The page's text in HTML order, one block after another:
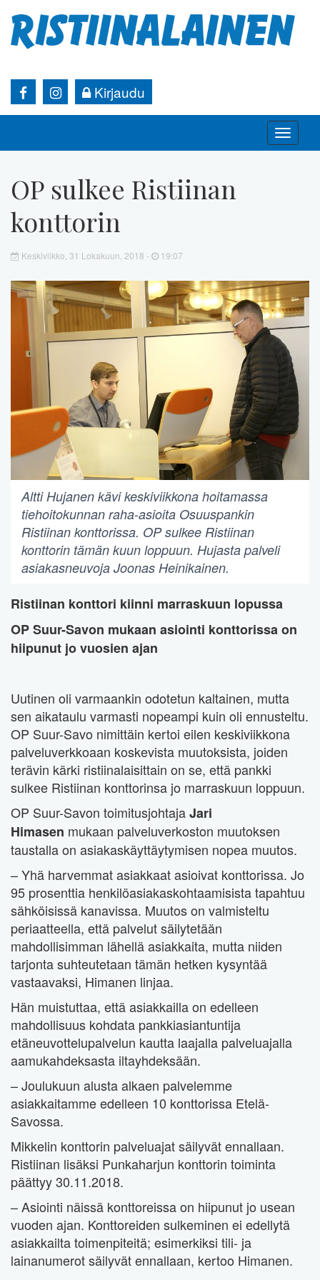
Kirjaudu
Toggle
OP sulkee Ristiinan
konttorin
Keskiviikko, 31 Lokakuun, 2018 - 19:07
Altti Hujanen kävi keskiviikkona hoitamassa
tiehoitokunnan raha-asioita Osuuspankin
Ristiinan konttorissa. OP sulkee Ristiinan
konttorin tämän kuun loppuun. Hujasta palveli
asiakasneuvoja Joonas Heinikainen.
Ristiinan konttori kiinni marraskuun lopussa
OP Suur-Savon mukaan asiointi konttorissa on
hiipunut jo vuosien ajan
Uutinen oli varmaankin odotetun kaltainen, mutta
sen aikataulu varmasti nopeampi kuin oli ennusteltu.
OP Suur-Savo nimittäin kertoi eilen keskiviikkona
palveluverkkoaan koskevista muutoksista, joiden
terävin kärki ristiinalaisittain on se, että pankki
sulkee Ristiinan konttorinsa jo marraskuun loppuun.
OP Suur-Savon toimitusjohtajaJari
Himasen mukaan palveluverkoston muutoksen
taustalla on asiakaskäyttäytymisen nopea muutos.
– Yhä harvemmat asiakkaat asioivat konttorissa. Jo
95 prosenttia henkilöasiakaskohtaamisista tapahtuu
sähköisissä kanavissa. Muutos on valmisteltu
periaatteella, että palvelut säilytetään
mahdollisimman lähellä asiakkaita, mutta niiden
tarjonta suhteutetaan tämän hetken kysyntää
vastaavaksi, Himanen linjaa.
Hän muistuttaa, että asiakkailla on edelleen
mahdollisuus kohdata pankkiasiantuntija
etäneuvottelupalvelun kautta laajalla palveluajalla
aamukahdeksasta iltayhdeksään.
– Joulukuun alusta alkaen palvelemme
asiakkaitamme edelleen 10 konttorissa Etelä-
Savossa.
Mikkelin konttorin palveluajat säilyvät ennallaan.
Ristiinan lisäksi Punkaharjun konttorin toiminta
päättyy 30.11.2018.
– Asiointi näissä konttoreissa on hiipunut jo usean
vuoden ajan. Konttoreiden sulkeminen ei edellytä
asiakkailta toimenpiteitä; esimerkiksi tili- ja
lainanumerot säilyvät ennallaan, kertoo Himanen.